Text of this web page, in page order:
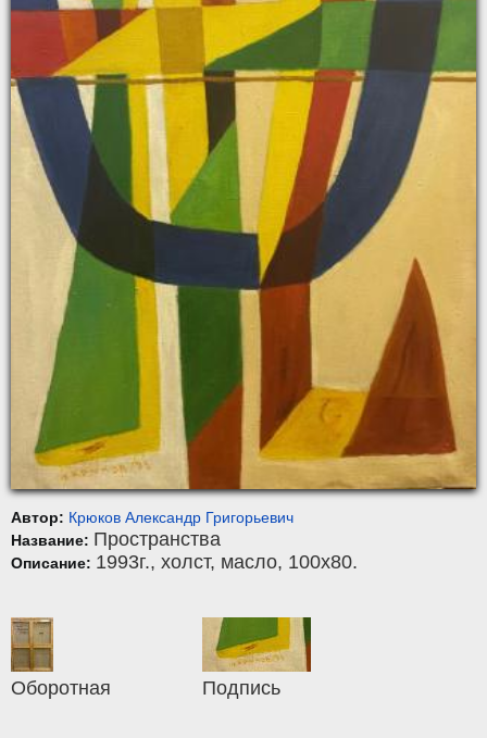
Автор: Крюков Александр Григорьевич
Название: Пространства
Описание: 1993г., холст, масло, 100x80.
Оборотная Подпись